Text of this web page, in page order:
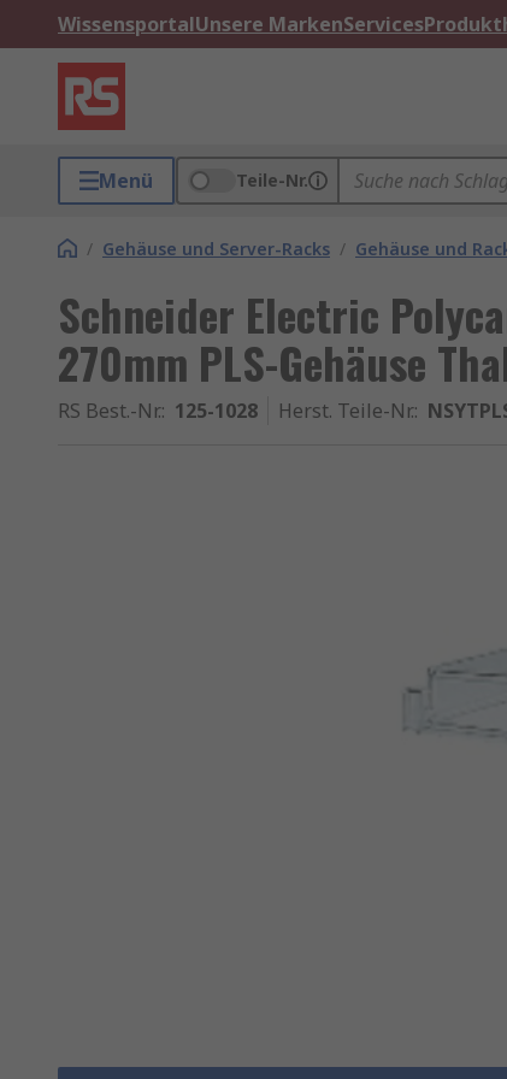
WissensportalUnsere MarkenServices
Menü Teile-Nr.
/ Gehäuse und Server-Racks / Gehäuse und
Schneider Electric
270mm PLS-Gehäuse
RS Best.-Nr.: 125-1028 Herst. Teile-Nr.: